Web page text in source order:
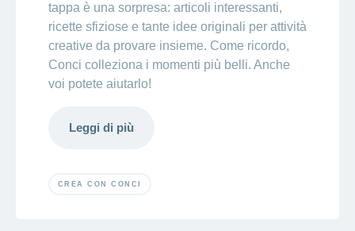
tappa è una sorpresa: articoli interessanti,
ricette sfiziose e tante idee originali per attività
creative da provare insieme. Come ricordo,
Conci colleziona i momenti più belli. Anche
voi potete aiutarlo!
Leggi di più
CREA CON CONCI